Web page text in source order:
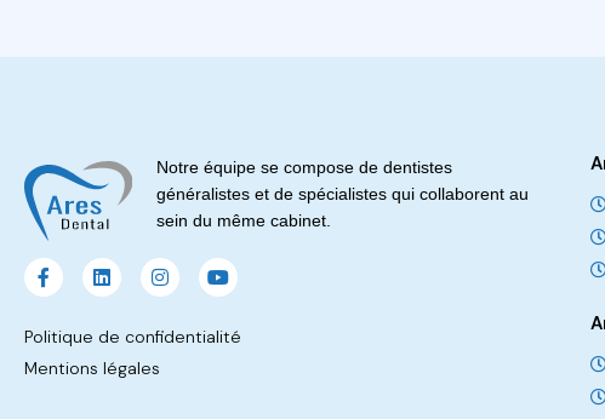
Notre équipe se compose de dentistes
généralistes et de spécialistes qui collaborent au
sein du même cabinet.
Politique de confidentialité
Mentions légales